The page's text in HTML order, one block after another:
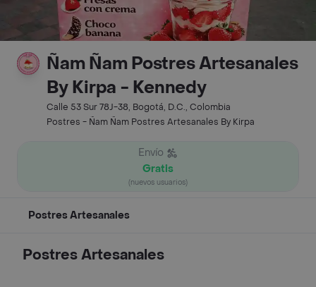
Ñam Ñam Postres Artesanales
By Kirpa - Kennedy
Calle 53 Sur 78J-38, Bogotá, D.C., Colombia
Postres - Ñam Ñam Postres Artesanales By Kirpa
Envío
Gratis
(nuevos usuarios)
Postres Artesanales
Postres Artesanales